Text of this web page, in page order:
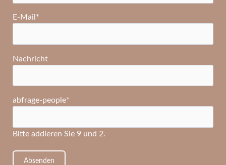
Pflichtfeld
E-Mail *
Nachricht
Pflichtfeld
abfrage-people*
Bitte addieren Sie 9 und 2.
Absenden